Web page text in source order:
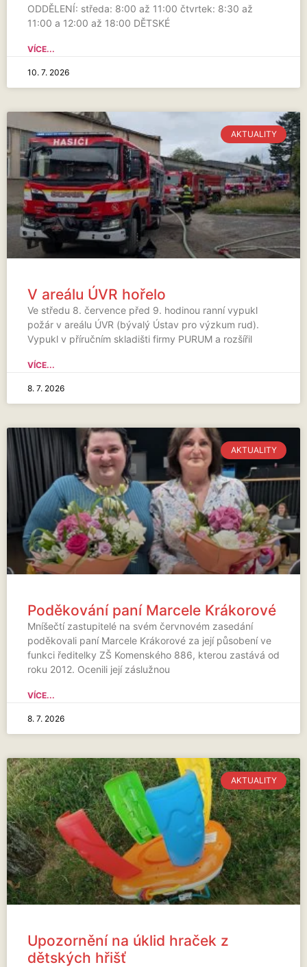
ODDĚLENÍ: středa: 8:00 až 11:00 čtvrtek: 8:30 až
11:00 a 12:00 až 18:00 DĚTSKÉ
VÍCE...
10. 7. 2026
AKTUALITY
V areálu ÚVR hořelo
Ve středu 8. července před 9. hodinou ranní vypukl
požár v areálu ÚVR (bývalý Ústav pro výzkum rud).
Vypukl v příručním skladišti firmy PURUM a rozšířil
VÍCE...
8. 7. 2026
AKTUALITY
Poděkování paní Marcele Krákorové
Mníšečtí zastupitelé na svém červnovém zasedání
poděkovali paní Marcele Krákorové za její působení ve
funkci ředitelky ZŠ Komenského 886, kterou zastává od
roku 2012. Ocenili její záslužnou
VÍCE...
8. 7. 2026
AKTUALITY
Upozornění na úklid hraček z
dětských hřišť